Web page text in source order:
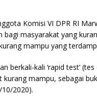
Komisi VI DPR RI
bagi masyarakat yang
mampu yang
berkali-kali ‘rapid test’
kurang mampu, sebagai
2020).